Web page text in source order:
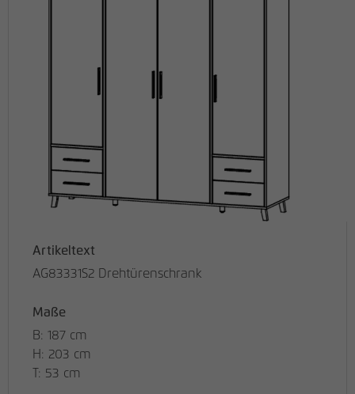
Artikeltext
AG83331S2 Drehtürenschrank
Maße
B: 187 cm
H: 203 cm
T: 53 cm